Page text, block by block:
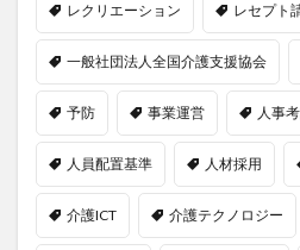
レクリエーション レセプト
一般社団法人全国介護支援協会
予防 事業運営 人事
人員配置基準 人材採用
介護ICT 介護テクノロジー